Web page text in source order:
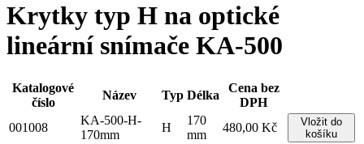
Krytky typ H na optické
lineární snímače KA-500
Katalogové
číslo
Název Typ Délka
Cena bez
DPH
001008
KA-500-H-
170mm
H
170
mm
480,00 Kč
Vložit do
košíku